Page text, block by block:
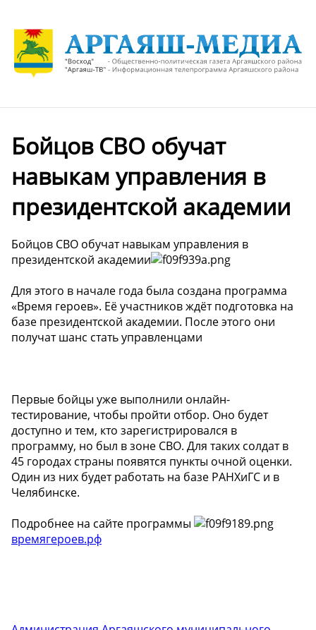
Бойцов СВО обучат
навыкам управления в
президентской академии
Бойцов СВО обучат навыкам управления в
президентской академии
Для этого в начале года была создана программа
«Время героев». Её участников ждёт подготовка на
базе президентской академии. После этого они
получат шанс стать управленцами
Первые бойцы уже выполнили онлайн-
тестирование, чтобы пройти отбор. Оно будет
доступно и тем, кто зарегистрировался в
программу, но был в зоне СВО. Для таких солдат в
45 городах страны появятся пункты очной оценки.
Один из них будет работать на базе РАНХиГС и в
Челябинске.
Подробнее на сайте программы
времягероев.рф